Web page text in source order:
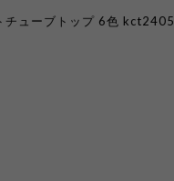
チューブトップ 6色 kct2405